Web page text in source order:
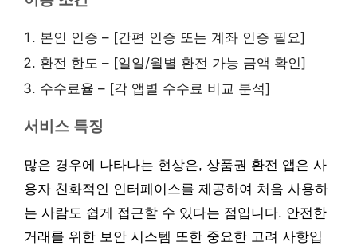
본인 인증 – [간편 인증 또는 계좌 인증 필요]
환전 한도 – [일일/월별 환전 가능 금액 확인]
수수료율 – [각 앱별 수수료 비교 분석]
서비스 특징
많은 경우에 나타나는 현상은, 상품권 환전 앱은 사
용자 친화적인 인터페이스를 제공하여 처음 사용하
는 사람도 쉽게 접근할 수 있다는 점입니다. 안전한
거래를 위한 보안 시스템 또한 중요한 고려 사항입